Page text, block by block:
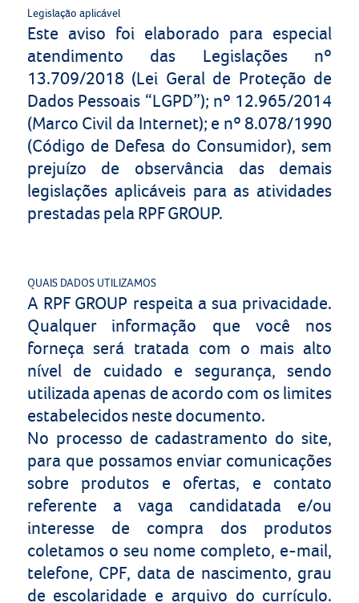
Legislação aplicável
Este aviso foi elaborado para especial
atendimento das Legislações nº
13.709/2018 (Lei Geral de Proteção de
Dados Pessoais “LGPD”); nº 12.965/2014
(Marco Civil da Internet); e nº 8.078/1990
(Código de Defesa do Consumidor), sem
prejuízo de observância das demais
legislações aplicáveis para as atividades
prestadas pela RPF GROUP.
QUAIS DADOS UTILIZAMOS
A RPF GROUP respeita a sua privacidade.
Qualquer informação que você nos
forneça será tratada com o mais alto
nível de cuidado e segurança, sendo
utilizada apenas de acordo com os limites
estabelecidos neste documento.
No processo de cadastramento do site,
para que possamos enviar comunicações
sobre produtos e ofertas, e contato
referente a vaga candidatada e/ou
interesse de compra dos produtos
coletamos o seu nome completo, e-mail,
telefone, CPF, data de nascimento, grau
de escolaridade e arquivo do currículo.